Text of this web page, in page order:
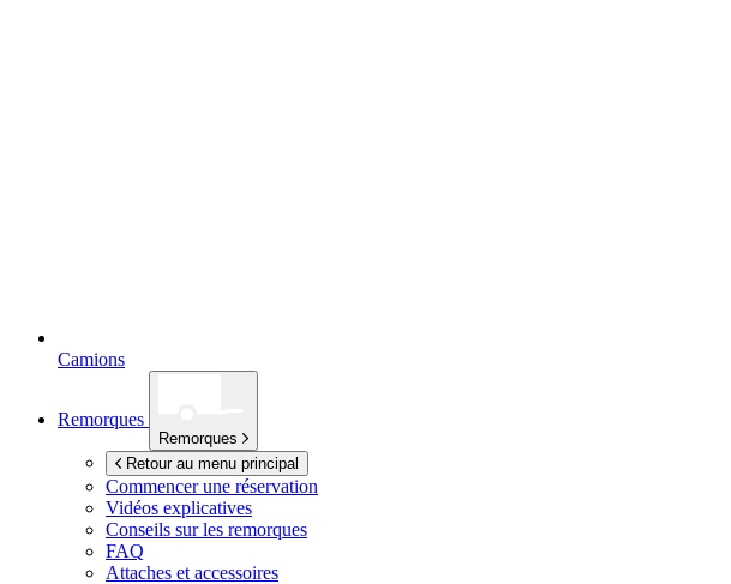
Camions
Remorques
Remorques
Retour au menu principal
Commencer une réservation
Vidéos explicatives
Conseils sur les remorques
FAQ
Attaches et accessoires